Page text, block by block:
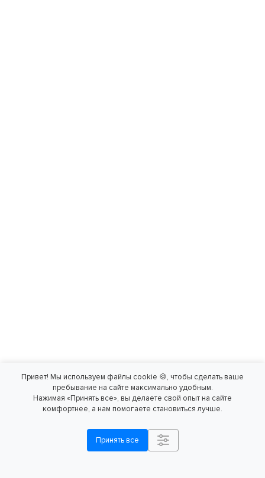
Привет! Мы используем файлы cookie 🍪, чтобы сделать ваше
пребывание на сайте максимально удобным.
Нажимая «Принять все», вы делаете свой опыт на сайте
комфортнее, а нам помогаете становиться лучше.
Принять все